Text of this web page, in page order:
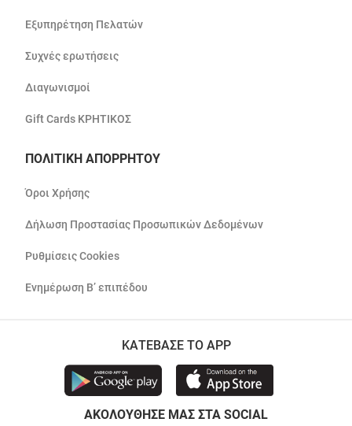
Εξυπηρέτηση Πελατών
Συχνές ερωτήσεις
Διαγωνισμοί
Gift Cards ΚΡΗΤΙΚΟΣ
ΠΟΛΙΤΙΚΗ ΑΠΟΡΡΗΤΟΥ
Όροι Χρήσης
Δήλωση Προστασίας Προσωπικών Δεδομένων
Ρυθμίσεις Cookies
Ενημέρωση Β’ επιπέδου
ΚΑΤΕΒΑΣΕ ΤΟ APP
ΑΚΟΛΟΥΘΗΣΕ ΜΑΣ ΣΤΑ SOCIAL